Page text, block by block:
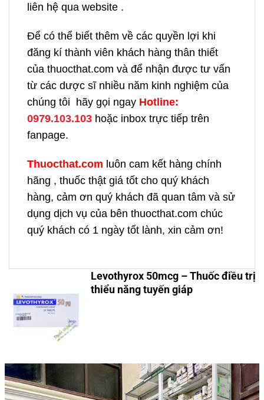
liên hệ qua website .
Để có thể biết thêm về các quyền lợi khi
đăng kí thành viên khách hàng thân thiết
của thuocthat.com và để nhận được tư vấn
từ các dược sĩ nhiều năm kinh nghiệm của
chúng tôi hãy gọi ngay Hotline:
0979.103.103 hoặc inbox trực tiếp trên
fanpage.
Thuocthat.com luôn cam kết hàng chính
hãng , thuốc thật giá tốt cho quý khách
hàng, cảm ơn quý khách đã quan tâm và sử
dụng dịch vụ của bên thuocthat.com chúc
quý khách có 1 ngày tốt lành, xin cảm ơn!
Levothyrox 50mcg – Thuốc điều trị
thiểu năng tuyến giáp